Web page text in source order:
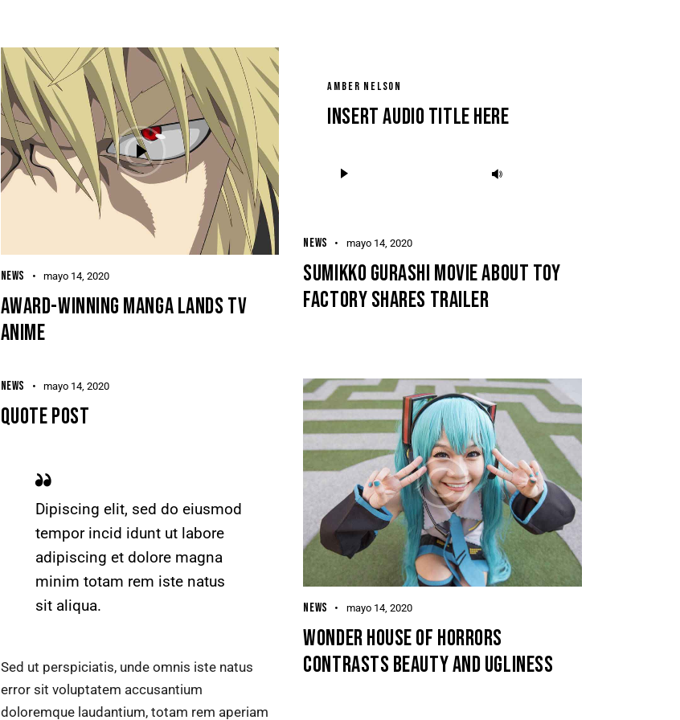
NEWS mayo 14, 2020
AWARD-WINNING MANGA LANDS TV
ANIME
AMBER NELSON
Insert Audio Title Here
de
arriba/abajo
el
volumen.
NEWS mayo 14, 2020
SUMIKKO GURASHI MOVIE ABOUT TOY
FACTORY SHARES TRAILER
NEWS mayo 14, 2020
QUOTE POST
Dipiscing elit, sed do eiusmod
tempor incid idunt ut labore
adipiscing et dolore magna
minim totam rem iste natus
sit aliqua.
Sed ut perspiciatis, unde omnis iste natus
error sit voluptatem accusantium
doloremque laudantium, totam rem aperiam
NEWS mayo 14, 2020
WONDER HOUSE OF HORRORS
CONTRASTS BEAUTY AND UGLINESS